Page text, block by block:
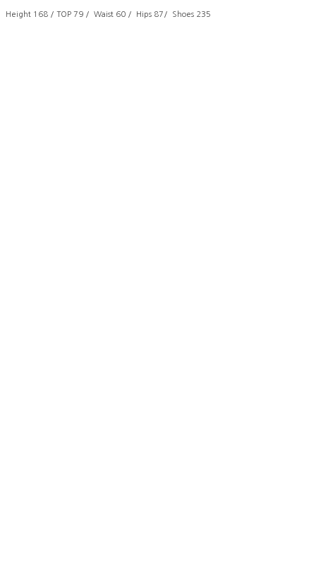
Height 168 / TOP 79 / Waist 60 / Hips 87/ Shoes 235